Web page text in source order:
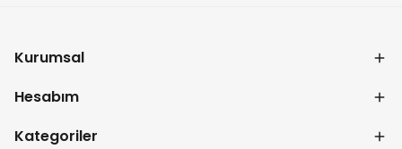
Kurumsal
Hesabım
Kategoriler